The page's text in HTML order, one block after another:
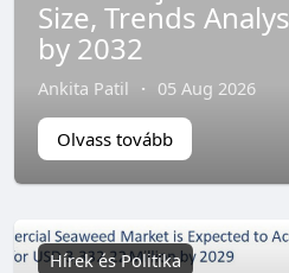
Size, Trends
by 2032
Ankita Patil · 05 Aug 2026
Olvass tovább
Hírek és Politika